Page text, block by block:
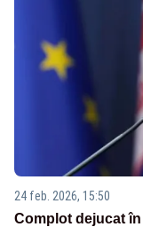
24 feb. 2026, 15:50
Complot dejucat